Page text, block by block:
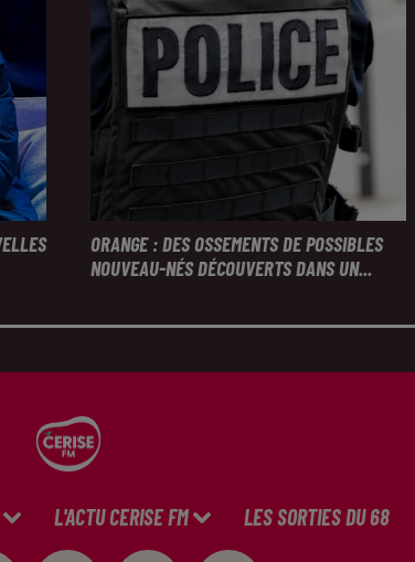
ORANGE : DES OSSEMENTS DE POSSIBLES
NOUVEAU-NÉS DÉCOUVERTS DANS UN...
L'ACTU CERISE FM LES SORTIES DU 68